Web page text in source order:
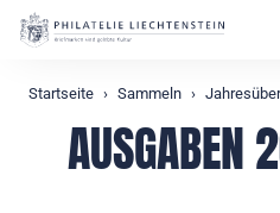
Startseite Sammeln